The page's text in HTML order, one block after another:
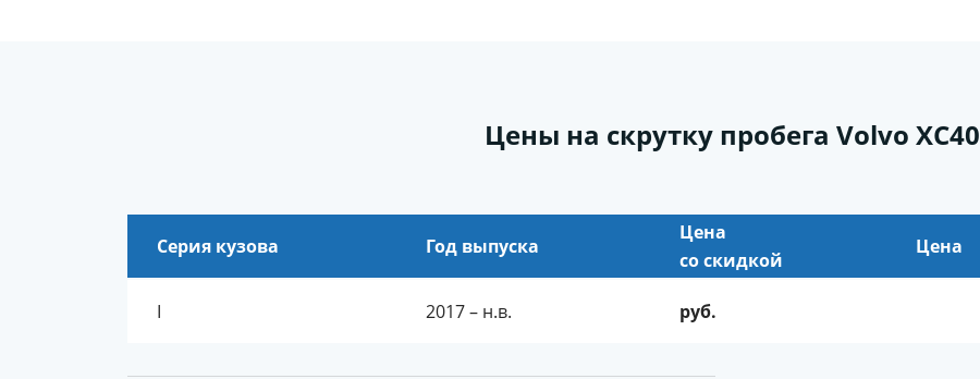
Цены на скрутку пробега Volvo XC40
Серия кузова Год выпуска
Цена
cо скидкой
Цена
I 2017 – н.в. руб.